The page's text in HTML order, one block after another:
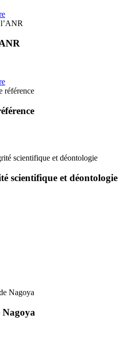
référence
scientifique et déontologie
scientifique et déontologie
Nagoya
Nagoya